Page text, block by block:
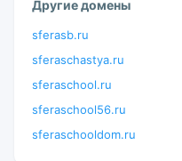
Другие домены
sferasb.ru
sferaschastya.ru
sferaschool.ru
sferaschool56.ru
sferaschooldom.ru